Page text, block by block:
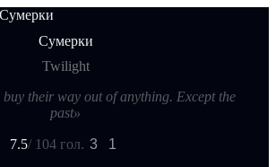
Сумерки
Twilight
buy their way out of anything. Except the
past»
7.5/ 104 гол. 3 1